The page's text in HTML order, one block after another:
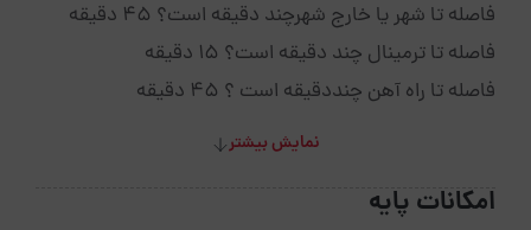
فاصله تا شهر یا خارج شهرچند دقیقه است؟ 45 دقیقه
فاصله تا ترمینال چند دقیقه است؟ 15 دقیقه
فاصله تا راه آهن چنددقیقه است ؟ 45 دقیقه
نمایش بیشتر
امکانات پایه